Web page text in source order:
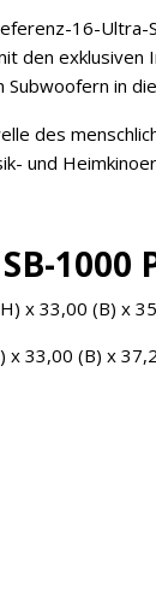
16-
den
Subwoofern in
des
und
1000
x 33,00 (B) x
x 33,00 (B) x